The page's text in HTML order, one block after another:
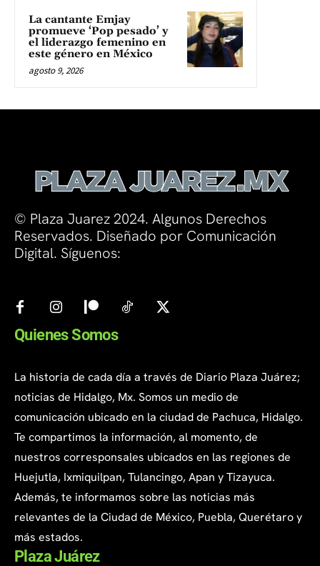
La cantante Emjay
promueve ‘Pop pesado’ y
el liderazgo femenino en
este género en México
agosto 9, 2026
© Plaza Juarez 2024. Algunos Derechos
Reservados. Diseñado por Comunicación
Digital. Síguenos:
Quienes Somos
La historia de cada día a través de Diario Plaza Juárez;
noticias de Hidalgo, Mx. Somos un medio de
comunicación ubicado en la ciudad de Pachuca, Hidalgo.
Te compartimos la información, al momento, de
nuestros corresponsales ubicados en las regiones de
Huejutla, Ixmiquilpan, Tulancingo, Apan y Tizayuca.
Además, te informamos sobre las noticias más
relevantes de la Ciudad de México, Puebla, Querétaro y
más estados.
Plaza Juárez